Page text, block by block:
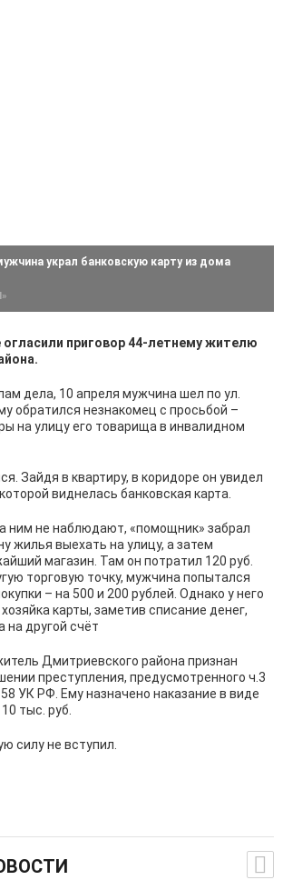
украл банковскую карту из дома
огласили приговор 44-летнему жителю
дела, 10 апреля мужчина шел по ул.
обратился незнакомец с просьбой –
на улицу его товарища в инвалидном
Зайдя в квартиру, в коридоре он увидел
виднелась банковская карта.
ним не наблюдают, «помощник» забрал
жилья выехать на улицу, а затем
магазин. Там он потратил 120 руб.
торговую точку, мужчина попытался
– на 500 и 200 рублей. Однако у него
карты, заметив списание денег,
на другой счёт
Дмитриевского района признан
преступления, предусмотренного ч.3
УК РФ. Ему назначено наказание в виде
тыс. руб.
силу не вступил.